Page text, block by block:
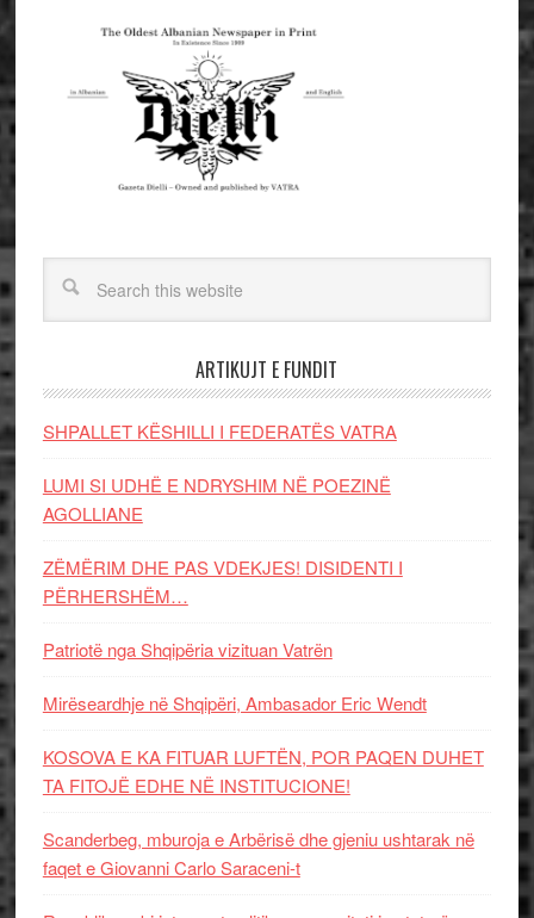
ARTIKUJT E FUNDIT
SHPALLET KËSHILLI I FEDERATËS VATRA
LUMI SI UDHË E NDRYSHIM NË POEZINË
AGOLLIANE
ZËMËRIM DHE PAS VDEKJES! DISIDENTI I
PËRHERSHËM…
Patriotë nga Shqipëria vizituan Vatrën
Mirëseardhje në Shqipëri, Ambasador Eric Wendt
KOSOVA E KA FITUAR LUFTËN, POR PAQEN DUHET
TA FITOJË EDHE NË INSTITUCIONE!
Scanderbeg, mburoja e Arbërisë dhe gjeniu ushtarak në
faqet e Giovanni Carlo Saraceni-t